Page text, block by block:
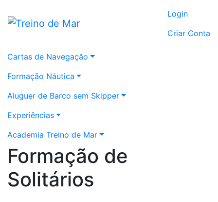
Login
Criar Conta
Cartas de Navegação
Formação Náutica
Aluguer de Barco sem Skipper
Experiências
Academia Treino de Mar
Formação de
Solitários